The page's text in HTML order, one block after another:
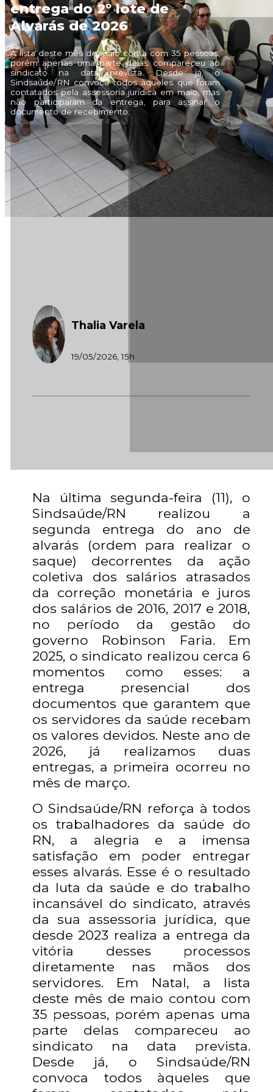
Imprensa
entrega do 2° lote de
Alvarás de 2026
A lista deste mês de maio conta com 35 pessoas,
porém apenas uma parte delas compareceu ao
sindicato na data prevista. Desde já, o
Sindsaúde/RN convoca todos àqueles que foram
contatados pela assessoria jurídica em maio, mas
não participaram da entrega, para assinar o
documento de recebimento.
Thalia Varela
19/05/2026, 15h
Na última segunda-feira (11), o
Sindsaúde/RN realizou a
segunda entrega do ano de
alvarás (ordem para realizar o
saque) decorrentes da ação
coletiva dos salários atrasados
da correção monetária e juros
dos salários de 2016, 2017 e 2018,
no período da gestão do
governo Robinson Faria. Em
2025, o sindicato realizou cerca 6
momentos como esses: a
entrega presencial dos
documentos que garantem que
os servidores da saúde recebam
os valores devidos. Neste ano de
2026, já realizamos duas
entregas, a primeira ocorreu no
mês de março.
O Sindsaúde/RN reforça à todos
os trabalhadores da saúde do
RN, a alegria e a imensa
satisfação em poder entregar
esses alvarás. Esse é o resultado
da luta da saúde e do trabalho
incansável do sindicato, através
da sua assessoria jurídica, que
desde 2023 realiza a entrega da
vitória desses processos
diretamente nas mãos dos
servidores. Em Natal, a lista
deste mês de maio contou com
35 pessoas, porém apenas uma
parte delas compareceu ao
sindicato na data prevista.
Desde já, o Sindsaúde/RN
convoca todos àqueles que